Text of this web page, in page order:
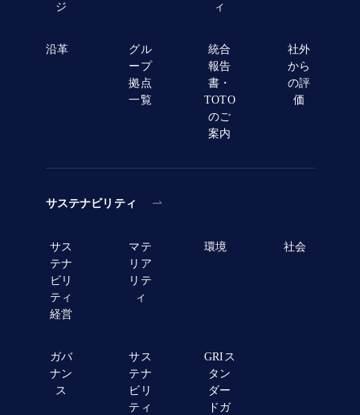
ジ
ィ
沿革
グル
ープ
拠点
一覧
統合
報告
書・
TOTO
のご
案内
社外
から
の評
価
サステナビリティ
サス
テナ
ビリ
ティ
経営
マテ
リア
リテ
ィ
環境 社会
ガバ
ナン
ス
サス
テナ
ビリ
ティ
GRIス
タン
ダー
ドガ